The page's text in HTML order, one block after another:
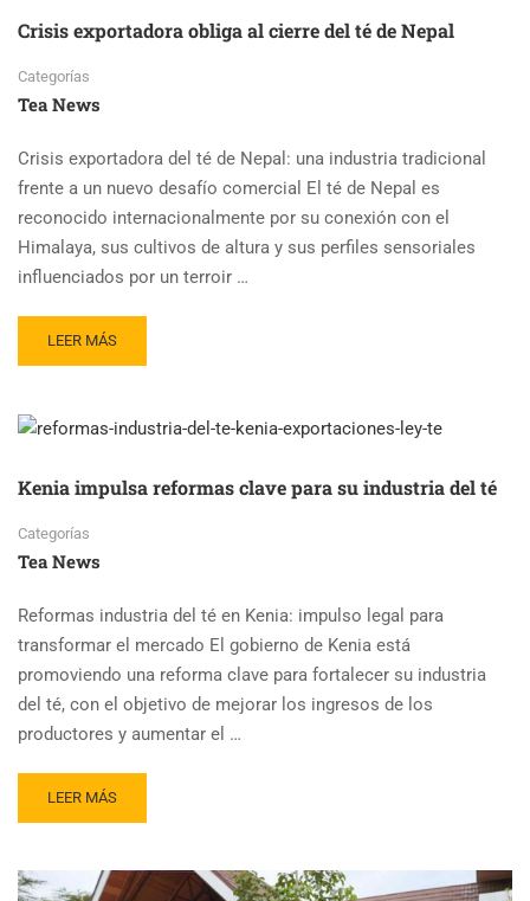
Crisis exportadora obliga al cierre del té de Nepal
Categorías
Tea News
Crisis exportadora del té de Nepal: una industria tradicional
frente a un nuevo desafío comercial El té de Nepal es
reconocido internacionalmente por su conexión con el
Himalaya, sus cultivos de altura y sus perfiles sensoriales
influenciados por un terroir …
READ
MORE
EXPORTADORA
AL
DEL
TÉ
LEER MÁS
Kenia impulsa reformas clave para su industria del té
Categorías
Tea News
Reformas industria del té en Kenia: impulso legal para
transformar el mercado El gobierno de Kenia está
promoviendo una reforma clave para fortalecer su industria
del té, con el objetivo de mejorar los ingresos de los
productores y aumentar el …
READ
MORE
IMPULSA
LEER MÁS